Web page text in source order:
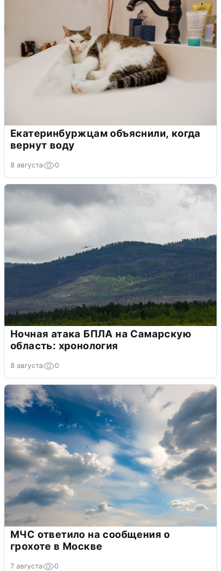
Екатеринбуржцам объяснили, когда
вернут воду
8 августа 0
Ночная атака БПЛА на Самарскую
область: хронология
8 августа 0
МЧС ответило на сообщения о
грохоте в Москве
7 августа 0